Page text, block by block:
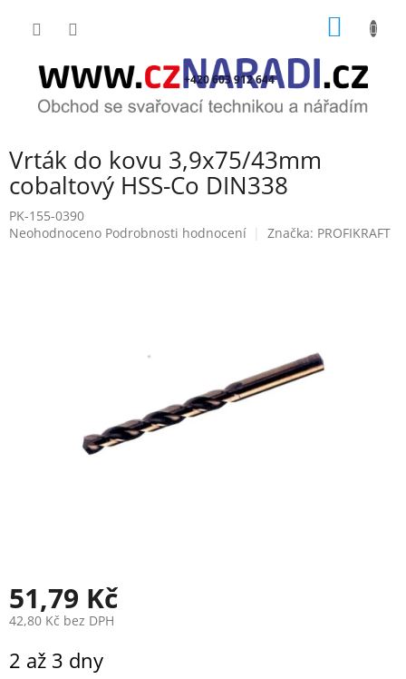
+420 603 912 644
Vrták do kovu 3,9x75/43mm
cobaltový HSS-Co DIN338
PK-155-0390
Průměrné
Neohodnoceno Podrobnosti hodnocení Značka: PROFIKRAFT
51,79 Kč
42,80 Kč bez DPH
cena:
2 až 3 dny